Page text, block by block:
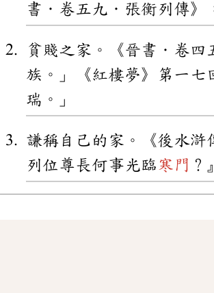
書．卷五九．張衡列傳》
貧賤之家。《晉書．卷
族。」《紅樓夢》第一七
瑞。」
謙稱自己的家。《後水滸
列位尊長何事光臨寒門 ？